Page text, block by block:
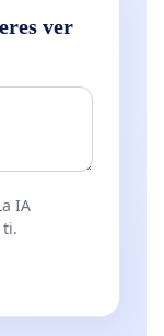
ver
IA